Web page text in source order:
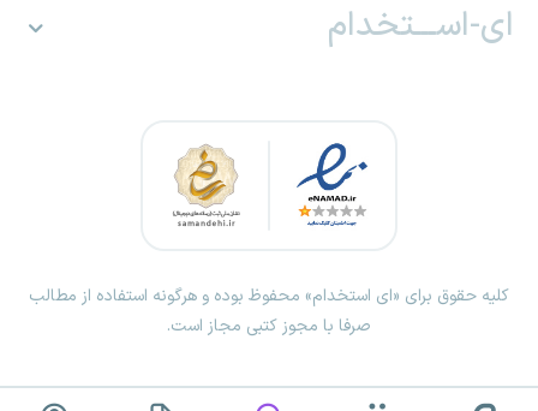
ای-اســـتخدام
کلیه حقوق برای «ای استخدام» محفوظ بوده و هرگونه استفاده از مطالب
صرفا با مجوز کتبی مجاز است.